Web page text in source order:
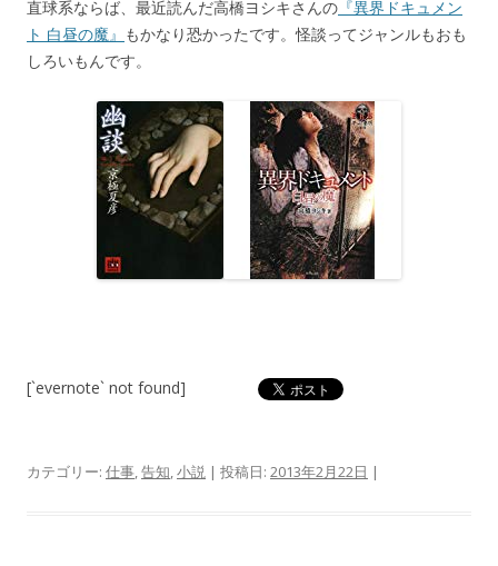
直球系ならば、最近読んだ高橋ヨシキさんの 『異界ドキュメン
ト 白昼の魔』 もかなり恐かったです。怪談ってジャンルもおも
しろいもんです。
[`evernote` not found]
カテゴリー: 仕事,告知,小説 | 投稿日: 2013年2月22日 |